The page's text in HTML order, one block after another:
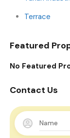
Terrace
Featured
No Featured
Contact Us